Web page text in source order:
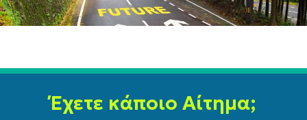
Έχετε κάποιο Αίτημα;